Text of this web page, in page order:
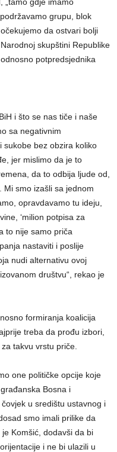
grupu, blok
da ostvari bolji
skupštini Republike
potpredsjednika
i što se nas tiče i naše
sa negativnim
sukobe bez obzira koliko
jer mislimo da je to
da to odbija ljude od,
Mi smo izašli sa jednom
opravdavamo tu ideju,
‘milion potpisa za
to nije samo priča
nastaviti i poslije
nudi alternativu ovoj
društvu“, rekao je
formiranja koalicija
treba da prođu izbori,
takvu vrstu priče.
one političke opcije koje
Bosna i
u središtu ustavnog i
smo imali prilike da
Komšić, dodavši da bi
i ne bi ulazili u